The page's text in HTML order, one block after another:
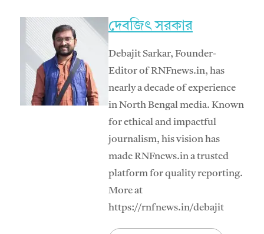
দেবজিৎ সরকার
Debajit Sarkar, Founder-
Editor of RNFnews.in, has
nearly a decade of experience
in North Bengal media. Known
for ethical and impactful
journalism, his vision has
made RNFnews.in a trusted
platform for quality reporting.
More at
https://rnfnews.in/debajit